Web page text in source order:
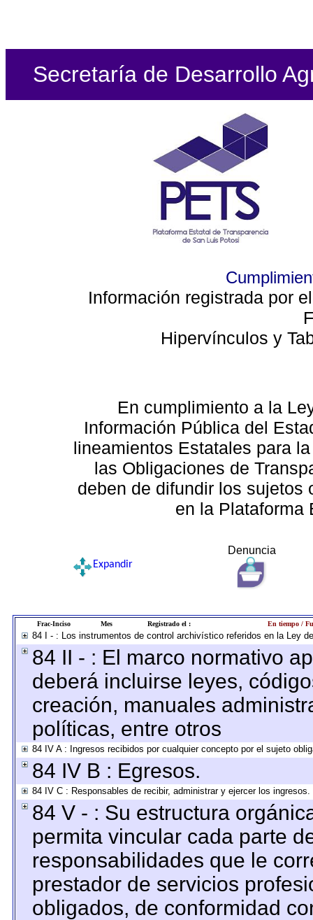
Secretaría de Desarrollo
Información registrada por
Hipervínculos y
En cumplimiento a la
Información Pública del
lineamientos Estatales para
las Obligaciones de
deben de difundir los sujetos
en la Plataforma
Denuncia
Expandir
Frac-Inciso Mes Registrado el : En tiempo /
84 I - : Los instrumentos de control archivístico referidos en la Ley
84 II - : El marco normativo
deberá incluirse leyes,
creación, manuales
políticas, entre otros
84 IV A : Ingresos recibidos por cualquier concepto por el sujeto
84 IV B : Egresos.
84 IV C : Responsables de recibir, administrar y ejercer los ingresos.
84 V - : Su estructura
permita vincular cada parte
responsabilidades que le
prestador de servicios
obligados, de conformidad